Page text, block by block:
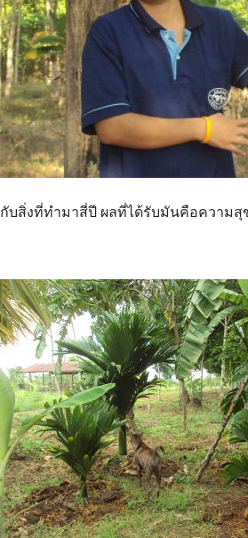
กับสิ่งที่ทำมาสี่ปี ผลที่ได้รับมันคือความสุ